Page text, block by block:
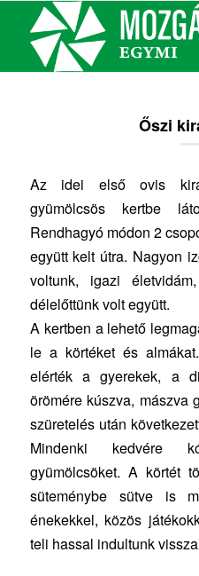
Őszi
Az idei első ovis
gyümölcsös kertbe
Rendhagyó módon 2
együtt kelt útra. Nagyon
voltunk, igazi
délelőttünk volt együtt.
A kertben a lehető
le a körtéket és
elérték a gyerekek, a
örömére kúszva, mászva
szüretelés után
Mindenki kedvére
gyümölcsöket. A körtét
süteménybe sütve is
énekekkel, közös
teli hassal indultunk